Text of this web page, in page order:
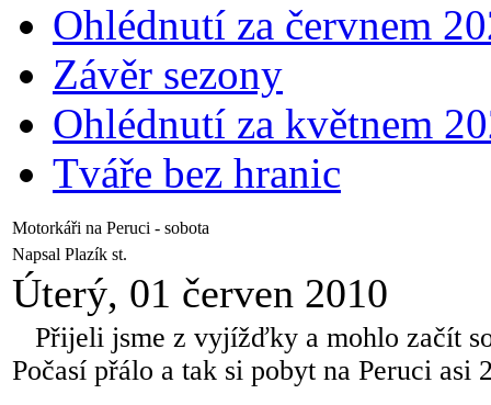
Ohlédnutí za červnem
Závěr sezony
Ohlédnutí za květnem
Tváře bez hranic
Motorkáři na Peruci - sobota
Napsal Plazík st.
Úterý, 01 červen 2010
Přijeli jsme z vyjížďky a mohlo začít
Počasí přálo a tak si pobyt na Peruci asi